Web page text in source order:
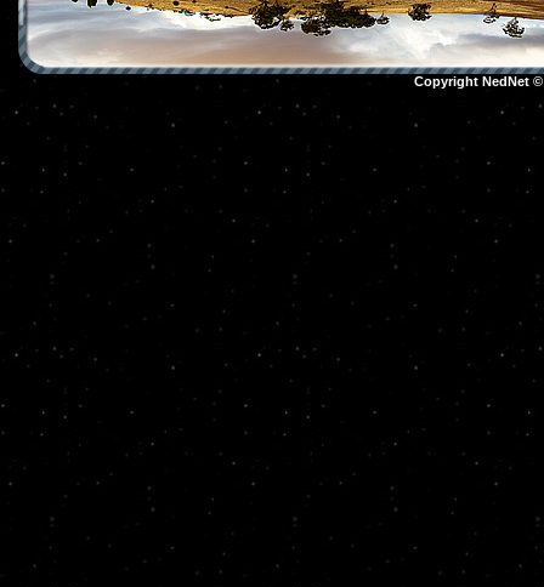
Copyright NedNet